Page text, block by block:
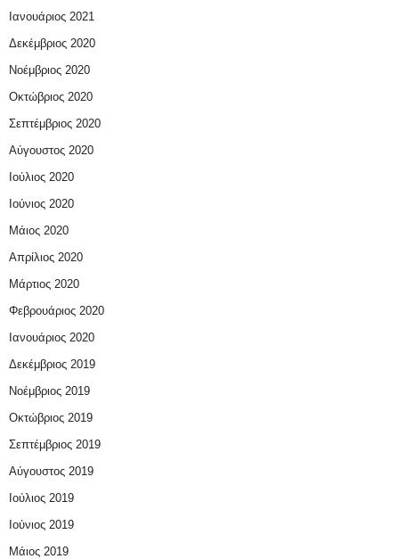
Ιανουάριος 2021
Δεκέμβριος 2020
Νοέμβριος 2020
Οκτώβριος 2020
Σεπτέμβριος 2020
Αύγουστος 2020
Ιούλιος 2020
Ιούνιος 2020
Μάιος 2020
Απρίλιος 2020
Μάρτιος 2020
Φεβρουάριος 2020
Ιανουάριος 2020
Δεκέμβριος 2019
Νοέμβριος 2019
Οκτώβριος 2019
Σεπτέμβριος 2019
Αύγουστος 2019
Ιούλιος 2019
Ιούνιος 2019
Μάιος 2019